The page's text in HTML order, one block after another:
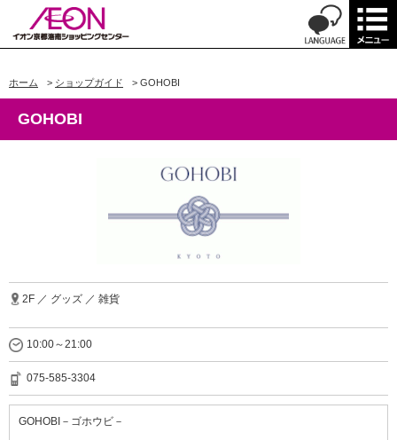
ホーム > ショップガイド > GOHOBI
GOHOBI
2F ／ グッズ ／ 雑貨
10:00～21:00
075-585-3304
GOHOBI－ゴホウビ－